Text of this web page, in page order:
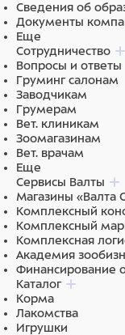
Сведения об
Документы
Еще
Сотрудничество
Вопросы и ответы
Груминг салонам
Заводчикам
Грумерам
Вет. клиникам
Зоомагазинам
Вет. врачам
Еще
Сервисы Валты
Магазины «Валта
Комплексный
Комплексный
Комплексная
Академия
Финансирование
Каталог
Корма
Лакомства
Игрушки